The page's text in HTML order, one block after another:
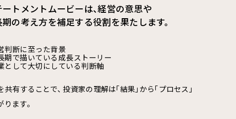
ートメントムービーは、経営の意思や
の考え方を補足する役割を果たします。
判断に至った背景
期で描いている成長ストーリー
として大切にしている判断軸
共有することで、 投資家の理解は「結果」から「プロセス」
ます。